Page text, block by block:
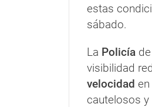
estas
sábado.
La Policía
visibilidad
velocidad
cautelosos